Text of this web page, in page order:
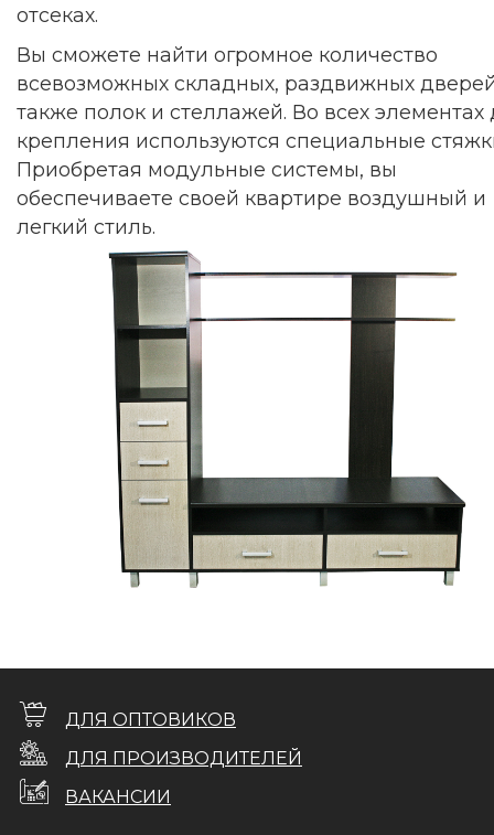
отсеках.
Вы сможете найти огромное количество
всевозможных складных, раздвижных
также полок и стеллажей. Во всех элементах
крепления используются специальные
Приобретая модульные системы, вы
обеспечиваете своей квартире воздушный и
легкий стиль.
ДЛЯ ОПТОВИКОВ
ДЛЯ ПРОИЗВОДИТЕЛЕЙ
ВАКАНСИИ